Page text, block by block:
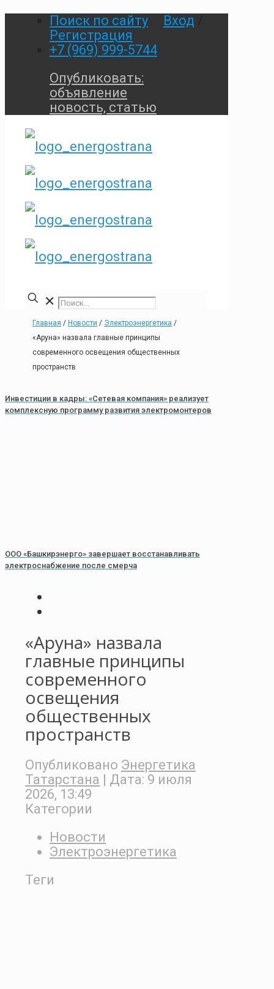
Поиск по сайту Вход
Регистрация
+7 (969) 999-5744
Опубликовать:
объявление
новость, статью
✕
Главная / Новости / Электроэнергетика /
«Аруна» назвала главные принципы
современного освещения общественных
пространств
Инвестиции в кадры: «Сетевая компания» реализует
комплексную программу развития электромонтеров
ООО «Башкирэнерго» завершает восстанавливать
электроснабжение после смерча
«Аруна» назвала
главные принципы
современного
освещения
общественных
пространств
Опубликовано Энергетика
Татарстана | Дата: 9 июля
2026, 13:49
Категории
Новости
Электроэнергетика
Теги